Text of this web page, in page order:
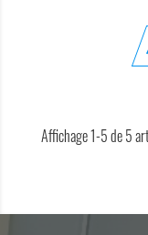
Affichage 1-5 de 5